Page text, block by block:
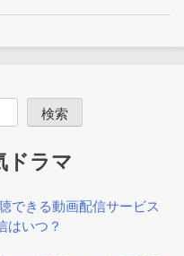
検索
ドラマ
できる動画配信サービス
はいつ？